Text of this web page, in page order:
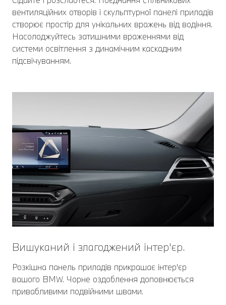
вентиляційних отворів і скульптурної панелі приладів
створює простір для унікальних вражень від водіння.
Насолоджуйтесь затишними враженнями від
системи освітлення з динамічним каскадним
підсвічуванням.
Вишуканий і злагоджений інтер'єр.
Розкішна панель приладів прикрашає інтер'єр
вашого BMW. Чорне оздоблення доповнюється
привабливими подвійними швами.